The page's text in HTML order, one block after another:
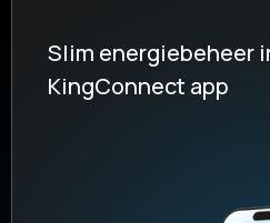
Slim energiebeheer
KingConnect app